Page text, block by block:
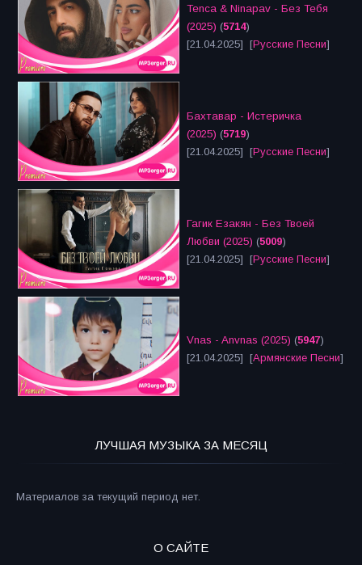
Tenca & Ninapav - Без Тебя
(2025) (5714)
[21.04.2025] [Русские Песни]
Бахтавар - Истеричка
(2025) (5719)
[21.04.2025] [Русские Песни]
Гагик Езакян - Без Твоей
Любви (2025) (5009)
[21.04.2025] [Русские Песни]
Vnas - Anvnas (2025) (5947)
[21.04.2025] [Армянские Песни]
ЛУЧШАЯ МУЗЫКА ЗА МЕСЯЦ
Материалов за текущий период нет.
О САЙТЕ